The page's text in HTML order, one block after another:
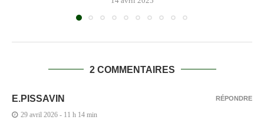
2 COMMENTAIRES
E.PISSAVIN
29 avril 2026 - 11 h 14 min
RÉPONDRE